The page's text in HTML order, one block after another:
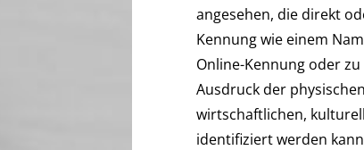
angesehen, die direkt
Kennung wie einem
Online-Kennung oder
Ausdruck der
wirtschaftlichen,
identifiziert werden